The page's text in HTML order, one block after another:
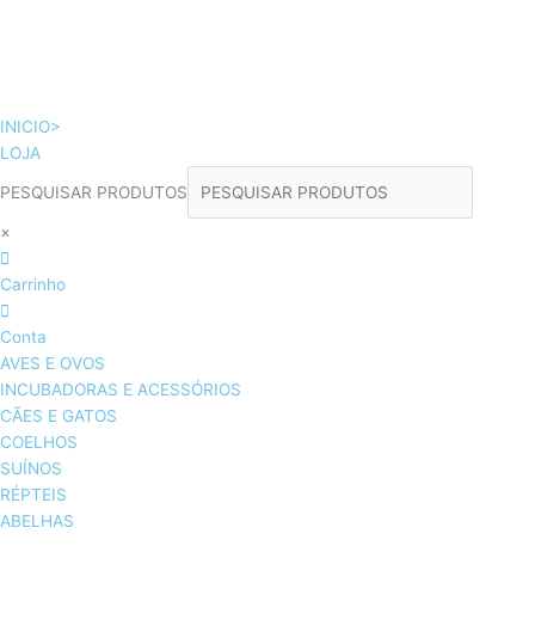
INICIO>
LOJA
PESQUISAR PRODUTOS
×
Carrinho
Conta
AVES E OVOS
INCUBADORAS E ACESSÓRIOS
CÃES E GATOS
COELHOS
SUÍNOS
RÉPTEIS
ABELHAS